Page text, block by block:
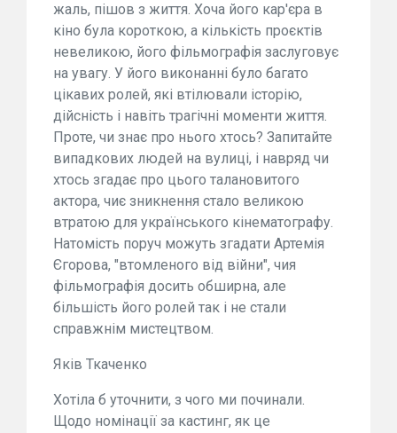
жаль, пішов з життя. Хоча його кар'єра в
кіно була короткою, а кількість проєктів
невеликою, його фільмографія заслуговує
на увагу. У його виконанні було багато
цікавих ролей, які втілювали історію,
дійсність і навіть трагічні моменти життя.
Проте, чи знає про нього хтось? Запитайте
випадкових людей на вулиці, і навряд чи
хтось згадає про цього талановитого
актора, чиє зникнення стало великою
втратою для українського кінематографу.
Натомість поруч можуть згадати Артемія
Єгорова, "втомленого від війни", чия
фільмографія досить обширна, але
більшість його ролей так і не стали
справжнім мистецтвом.
Яків Ткаченко
Хотіла б уточнити, з чого ми починали.
Щодо номінації за кастинг, як це